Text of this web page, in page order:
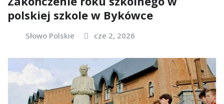
polskiej szkole w Bykówce
Słowo Polskie cze 2, 2026